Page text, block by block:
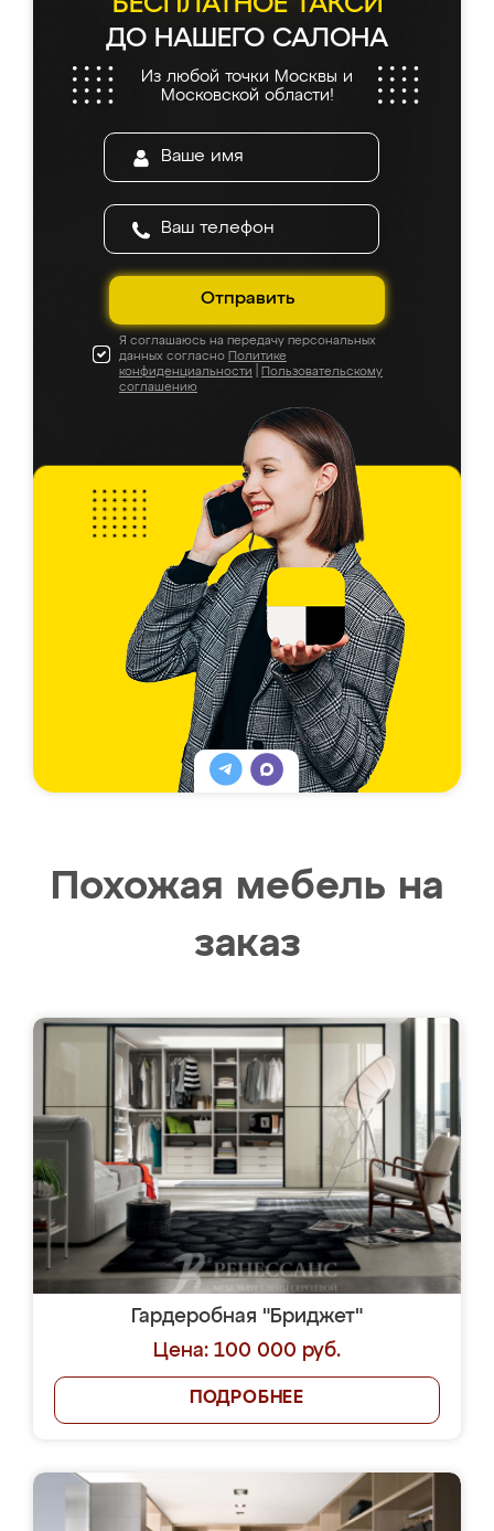
ДО НАШЕГО САЛОНА
Из любой точки Москвы и
Московской области!
Отправить
Я соглашаюсь на передачу персональных
данных согласно Политике
конфиденциальности
Пользовательскому
соглашению
Похожая мебель на
заказ
Гардеробная "Бриджет"
Цена: 100 000 руб.
ПОДРОБНЕЕ